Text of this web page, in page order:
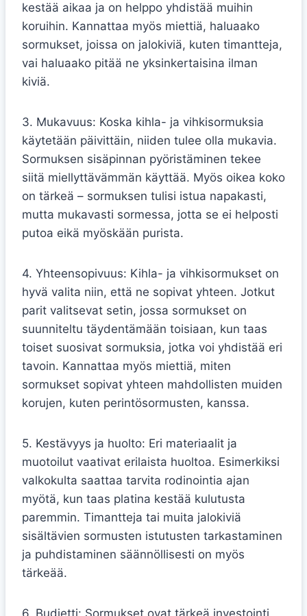
kestää aikaa ja on helppo yhdistää muihin
koruihin. Kannattaa myös miettiä, haluaako
sormukset, joissa on jalokiviä, kuten timantteja,
vai haluaako pitää ne yksinkertaisina ilman
kiviä.
3. Mukavuus: Koska kihla- ja vihkisormuksia
käytetään päivittäin, niiden tulee olla mukavia.
Sormuksen sisäpinnan pyöristäminen tekee
siitä miellyttävämmän käyttää. Myös oikea koko
on tärkeä – sormuksen tulisi istua napakasti,
mutta mukavasti sormessa, jotta se ei helposti
putoa eikä myöskään purista.
4. Yhteensopivuus: Kihla- ja vihkisormukset on
hyvä valita niin, että ne sopivat yhteen. Jotkut
parit valitsevat setin, jossa sormukset on
suunniteltu täydentämään toisiaan, kun taas
toiset suosivat sormuksia, jotka voi yhdistää eri
tavoin. Kannattaa myös miettiä, miten
sormukset sopivat yhteen mahdollisten muiden
korujen, kuten perintösormusten, kanssa.
5. Kestävyys ja huolto: Eri materiaalit ja
muotoilut vaativat erilaista huoltoa. Esimerkiksi
valkokulta saattaa tarvita rodinointia ajan
myötä, kun taas platina kestää kulutusta
paremmin. Timantteja tai muita jalokiviä
sisältävien sormusten istutusten tarkastaminen
ja puhdistaminen säännöllisesti on myös
tärkeää.